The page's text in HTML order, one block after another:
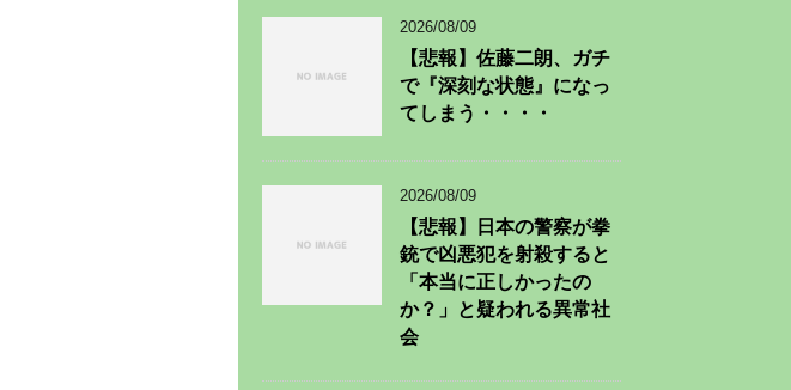
2026/08/09
【悲報】佐藤二朗、ガチ
で『深刻な状態』になっ
てしまう・・・・
2026/08/09
【悲報】日本の警察が拳
銃で凶悪犯を射殺すると
「本当に正しかったの
か？」と疑われる異常社
会